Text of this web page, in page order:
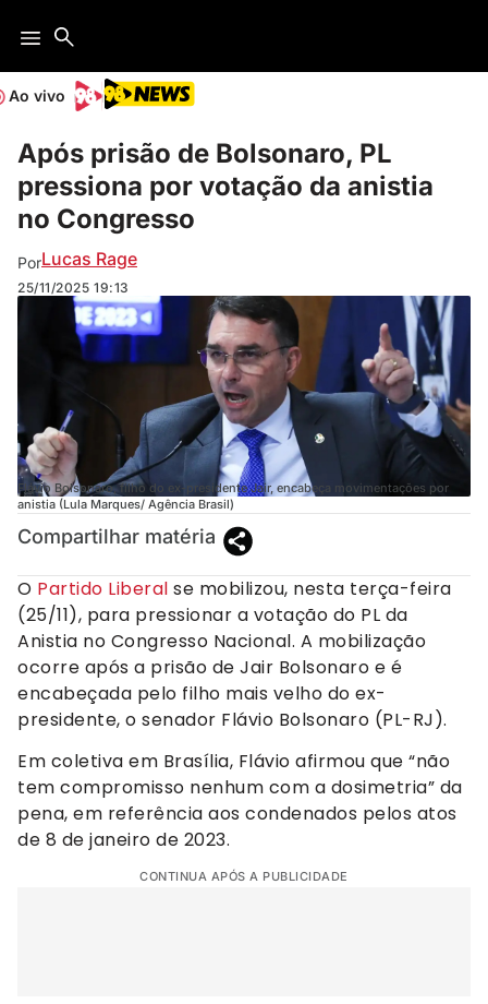
Ao vivo
Após prisão de Bolsonaro, PL
pressiona por votação da anistia
no Congresso
PorLucas Rage
25/11/2025 19:13
Flávio Bolsonaro, filho do ex-presidente Jair, encabeça movimentações por
anistia (Lula Marques/ Agência Brasil)
Compartilhar matéria
O Partido Liberal se mobilizou, nesta terça-feira
(25/11), para pressionar a votação do PL da
Anistia no Congresso Nacional. A mobilização
ocorre após a prisão de Jair Bolsonaro e é
encabeçada pelo filho mais velho do ex-
presidente, o senador Flávio Bolsonaro (PL-RJ).
Em coletiva em Brasília, Flávio afirmou que “não
tem compromisso nenhum com a dosimetria” da
pena, em referência aos condenados pelos atos
de 8 de janeiro de 2023.
CONTINUA APÓS A PUBLICIDADE